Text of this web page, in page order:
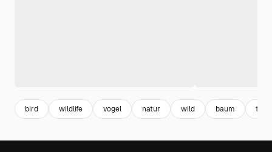
bird wildlife vogel natur wild baum tree